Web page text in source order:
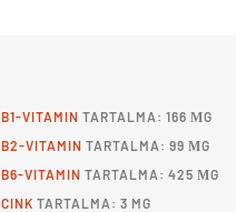
B1-VITAMIN TARTALMA: 166 ΜG
B2-VITAMIN TARTALMA: 99 ΜG
B6-VITAMIN TARTALMA: 425 ΜG
CINK TARTALMA: 3 MG